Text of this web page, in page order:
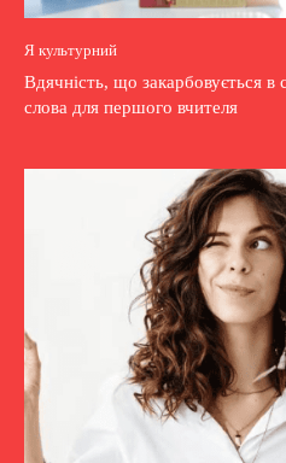
Я культурний
Вдячність, що закарбовується в
слова для першого вчителя